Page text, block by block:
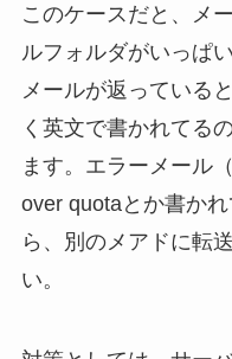
このケースだと、メ
ルフォルダがいっぱ
メールが返っている
く英文で書かれてる
ます。エラーメール
over quotaとか書か
ら、別のメアドに転
い。